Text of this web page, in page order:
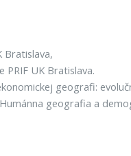
Bratislava,
UK Bratislava.
geografi:
geografia a